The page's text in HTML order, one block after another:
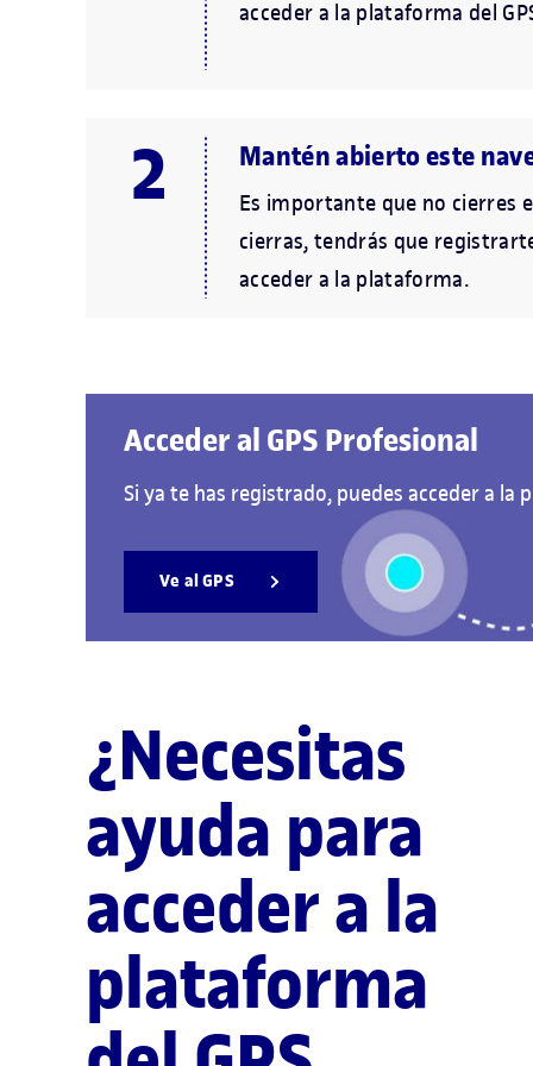
acceder a la plataforma del
Mantén abierto este
Es importante que no cierres
cierras, tendrás que
acceder a la plataforma.
Acceder al GPS Profesional
Si ya te has registrado, puedes acceder a
Ve al GPS
¿Necesitas
ayuda para
acceder a la
plataforma